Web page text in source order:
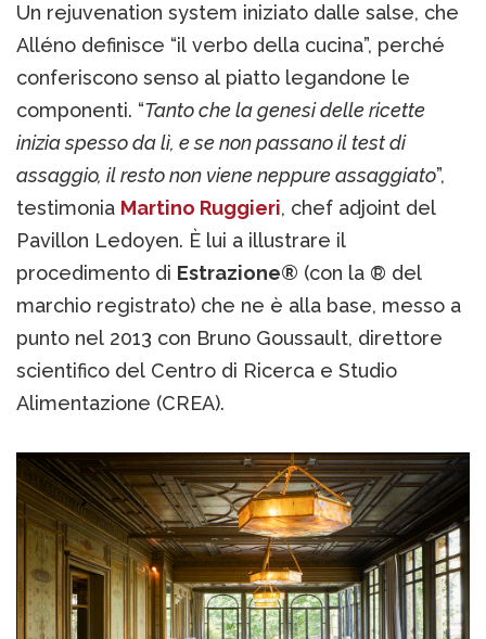
Un rejuvenation system iniziato dalle salse, che
Alléno definisce “il verbo della cucina”, perché
conferiscono senso al piatto legandone le
componenti. “Tanto che la genesi delle ricette
inizia spesso da lì, e se non passano il test di
assaggio, il resto non viene neppure assaggiato”,
testimonia Martino Ruggieri, chef adjoint del
Pavillon Ledoyen. È lui a illustrare il
procedimento di Estrazione® (con la ® del
marchio registrato) che ne è alla base, messo a
punto nel 2013 con Bruno Goussault, direttore
scientifico del Centro di Ricerca e Studio
Alimentazione (CREA).